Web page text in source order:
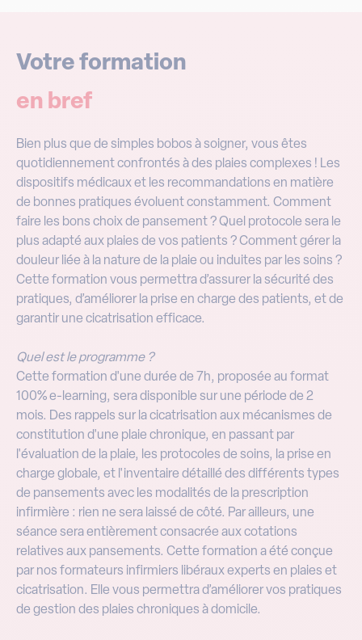
Votre formation
en bref
Bien plus que de simples bobos à soigner, vous êtes
quotidiennement confrontés à des plaies complexes ! Les
dispositifs médicaux et les recommandations en matière
de bonnes pratiques évoluent constamment. Comment
faire les bons choix de pansement ? Quel protocole sera le
plus adapté aux plaies de vos patients ? Comment gérer la
douleur liée à la nature de la plaie ou induites par les soins ?
Cette formation vous permettra d’assurer la sécurité des
pratiques, d’améliorer la prise en charge des patients, et de
garantir une cicatrisation efficace.
Quel est le programme ?
Cette formation d'une durée de 7h, proposée au format
100% e-learning, sera disponible sur une période de 2
mois. Des rappels sur la cicatrisation aux mécanismes de
constitution d'une plaie chronique, en passant par
l'évaluation de la plaie, les protocoles de soins, la prise en
charge globale, et l'inventaire détaillé des différents types
de pansements avec les modalités de la prescription
infirmière : rien ne sera laissé de côté. Par ailleurs, une
séance sera entièrement consacrée aux cotations
relatives aux pansements. Cette formation a été conçue
par nos formateurs infirmiers libéraux experts en plaies et
cicatrisation. Elle vous permettra d’améliorer vos pratiques
de gestion des plaies chroniques à domicile.